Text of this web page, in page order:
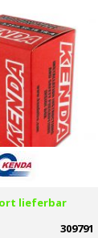
lieferbar
309791